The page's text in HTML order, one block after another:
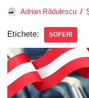
Adrian Rădulescu
Etichete: ȘOFERI